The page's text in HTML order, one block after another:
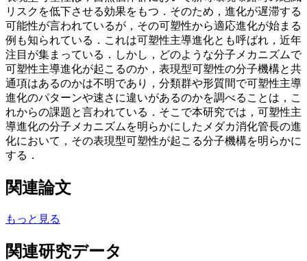
リスクを低下させる効果をもつ．そのため，進化が遅滞する
可能性が言われているが，その可塑性から適応進化が始まる
例も知られている．これは可塑性主導進化とも呼ばれ，近年
注目が集まっている．しかし，どのような分子メカニズムで
可塑性主導進化が起こるのか，表現型可塑性の分子機構と共
通項はあるのかは不明であり，分類群や形質間で可塑性主導
進化のパターンや速さに違いがあるのかを調べることは，こ
れからの課題と言われている．そこで本研究では，可塑性主
導進化の分子メカニズムを明らかにしたメダカ消化管長の進
化において，その表現型可塑性が起こる分子機構を明らかに
する．
関連論文
もっと見る
関連研究データ